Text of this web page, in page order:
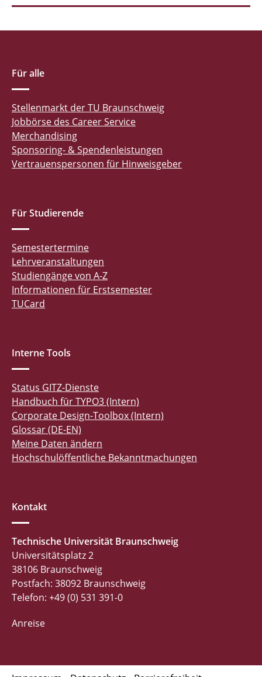
Für alle
Stellenmarkt der TU Braunschweig
Jobbörse des Career Service
Merchandising
Sponsoring- & Spendenleistungen
Vertrauenspersonen für Hinweisgeber
Für Studierende
Semestertermine
Lehrveranstaltungen
Studiengänge von A-Z
Informationen für Erstsemester
TUCard
Interne Tools
Status GITZ-Dienste
Handbuch für TYPO3 (Intern)
Corporate Design-Toolbox (Intern)
Glossar (DE-EN)
Meine Daten ändern
Hochschulöffentliche Bekanntmachungen
Kontakt
Technische Universität Braunschweig
Universitätsplatz 2
38106 Braunschweig
Postfach: 38092 Braunschweig
Telefon: +49 (0) 531 391-0
Anreise